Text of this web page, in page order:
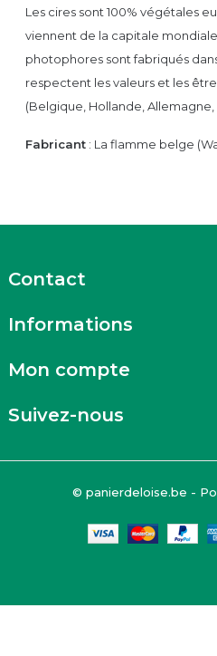
Les cires sont 100% végétales
viennent de la capitale
photophores sont fabriqués
respectent les valeurs et les
(Belgique, Hollande, Allemagne,
Fabricant : La flamme belge
Contact
Informations
Mon compte
Suivez-nous
© panierdeloise.be -